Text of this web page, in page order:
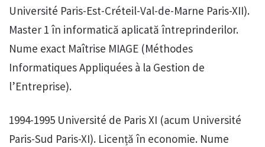
Université Paris-Est-Créteil-Val-de-Marne Paris-XII).
Master 1 în informatică aplicată întreprinderilor.
Nume exact Maîtrise MIAGE (Méthodes
Informatiques Appliquées à la Gestion de
l’Entreprise).
1994-1995 Université de Paris XI (acum Université
Paris-Sud Paris-XI). Licență în economie. Nume